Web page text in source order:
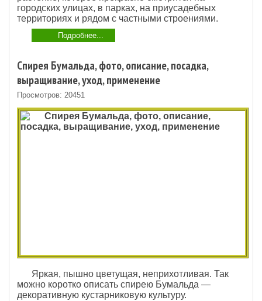
городских улицах, в парках, на приусадебных
территориях и рядом с частными строениями.
Подробнее...
Спирея Бумальда, фото, описание, посадка,
выращивание, уход, применение
Просмотров: 20451
Яркая, пышно цветущая, неприхотливая. Так
можно коротко описать спирею Бумальда —
декоративную кустарниковую культуру.